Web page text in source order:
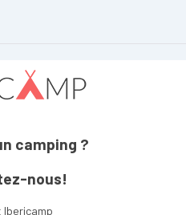
camping ?
nous!